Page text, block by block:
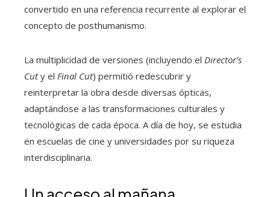
convertido en una referencia recurrente al explorar el
concepto de posthumanismo.
La multiplicidad de versiones (incluyendo el Director’s
Cuty el Final Cut) permitió redescubrir y
reinterpretar la obra desde diversas ópticas,
adaptándose a las transformaciones culturales y
tecnológicas de cada época. A día de hoy, se estudia
en escuelas de cine y universidades por su riqueza
interdisciplinaria.